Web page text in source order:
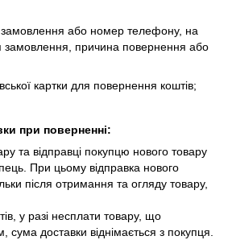
або номер телефону, на
причина повернення або
картки для повернення коштів;
при поверненні:
та відправці покупцю нового товару
При цьому відправка нового
після отримання та огляду товару,
у разі несплати товару, що
сума доставки віднімається з покупця.